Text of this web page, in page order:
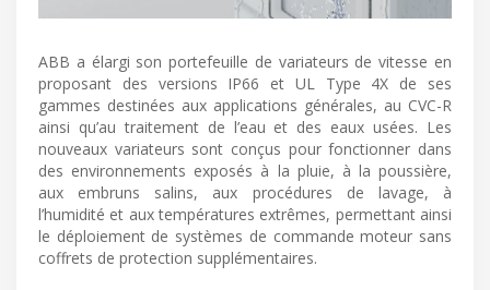
ABB a élargi son portefeuille de variateurs de vitesse en
proposant des versions IP66 et UL Type 4X de ses
gammes destinées aux applications générales, au CVC-R
ainsi qu’au traitement de l’eau et des eaux usées. Les
nouveaux variateurs sont conçus pour fonctionner dans
des environnements exposés à la pluie, à la poussière,
aux embruns salins, aux procédures de lavage, à
l’humidité et aux températures extrêmes, permettant ainsi
le déploiement de systèmes de commande moteur sans
coffrets de protection supplémentaires.